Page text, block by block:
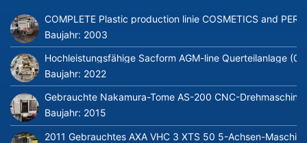
COMPLETE Plastic production linie COSMETICS and
Baujahr: 2003
Hochleistungsfähige Sacform AGM-line Querteilanlage
Baujahr: 2022
Gebrauchte Nakamura-Tome AS-200 CNC-
Baujahr: 2015
2011 Gebrauchtes AXA VHC 3 XTS 50 5-Achsen-